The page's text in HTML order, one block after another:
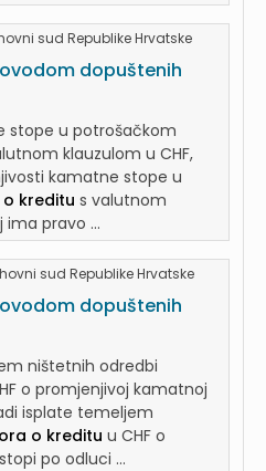
sud Republike Hrvatske
dopuštenih
stope u potrošačkom
klauzulom u CHF,
kamatne stope u
kreditu s valutnom
ima pravo ...
sud Republike Hrvatske
dopuštenih
ništetnih odredbi
o promjenjivoj kamatnoj
isplate temeljem
o kreditu u CHF o
po odluci ...